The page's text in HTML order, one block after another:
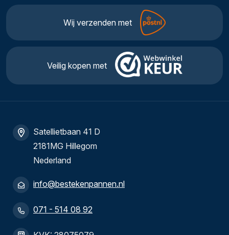
Wij verzenden met
Veilig kopen met
Satellietbaan 41 D
2181MG Hillegom
Nederland
info@bestekenpannen.nl
071 - 514 08 92